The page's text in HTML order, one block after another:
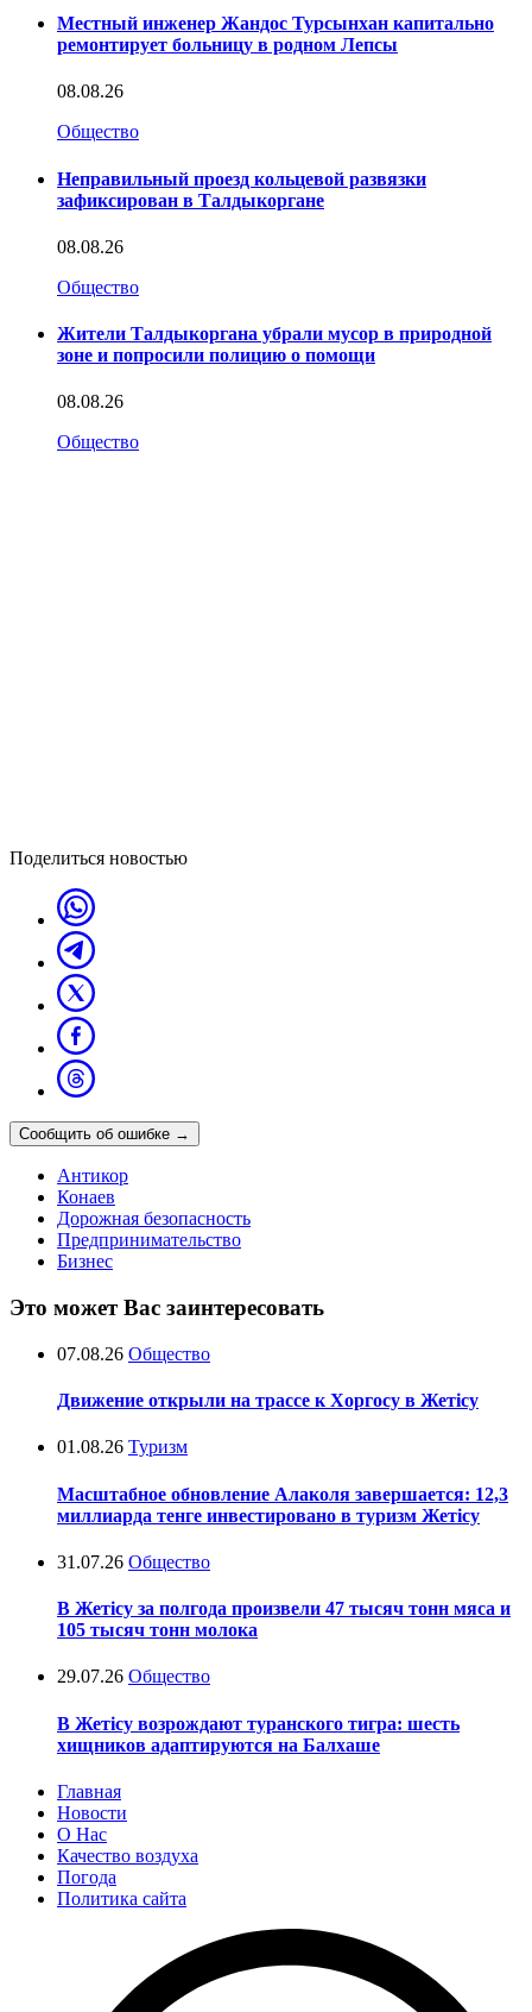
Местный инженер Жандос Турсынхан капитально
ремонтирует больницу в родном Лепсы
08.08.26
Общество
Неправильный проезд кольцевой развязки
зафиксирован в Талдыкоргане
08.08.26
Общество
Жители Талдыкоргана убрали мусор в природной
зоне и попросили полицию о помощи
08.08.26
Общество
Поделиться новостью
Сообщить об ошибке →
Антикор
Конаев
Дорожная безопасность
Предпринимательство
Бизнес
Это может Вас заинтересовать
07.08.26 Общество
Движение открыли на трассе к Хоргосу в Жетісу
01.08.26 Туризм
Масштабное обновление Алаколя завершается: 12,3
миллиарда тенге инвестировано в туризм Жетісу
31.07.26 Общество
В Жетісу за полгода произвели 47 тысяч тонн мяса и
105 тысяч тонн молока
29.07.26 Общество
В Жетісу возрождают туранского тигра: шесть
хищников адаптируются на Балхаше
Главная
Новости
О Нас
Качество воздуха
Погода
Политика сайта